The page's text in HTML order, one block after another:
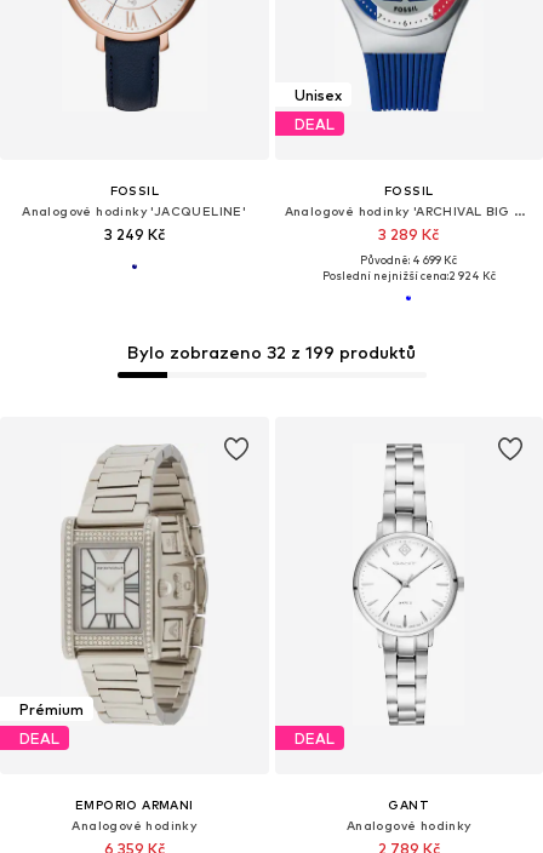
FOSSIL
Analogové hodinky 'JACQUELINE'
3 249 Kč
Unisex
DEAL
FOSSIL
Analogové hodinky 'ARCHIVAL BIG TIC - France'
3 289 Kč
Původně: 4 699 Kč
Poslední nejnižší cena:2 924 Kč
Bylo zobrazeno 32 z 199 produktů
Prémium
DEAL
EMPORIO ARMANI
Analogové hodinky
6 359 Kč
DEAL
GANT
Analogové hodinky
2 789 Kč